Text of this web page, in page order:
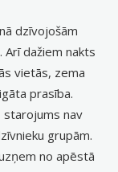
dzīvojošām
dažiem nakts
vietās, zema
prasība.
starojums nav
grupām.
no apēstā